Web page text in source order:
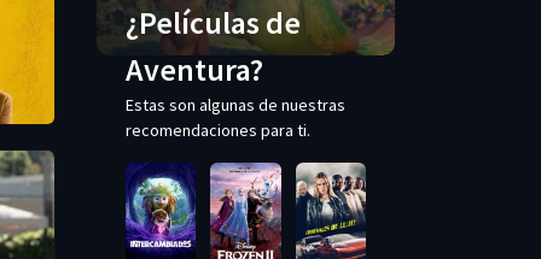
¿Películas de
Aventura?
Estas son algunas de nuestras
recomendaciones para ti.